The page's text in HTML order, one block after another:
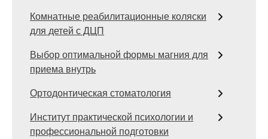
Комнатные реабилитационные коляски
для детей с ДЦП
Выбор оптимальной формы магния для
приема внутрь
Ортодонтическая стоматология
Институт практической психологии и
профессиональной подготовки